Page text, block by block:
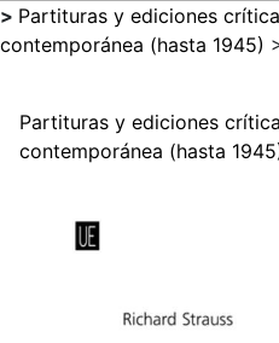
> Partituras y ediciones
contemporánea (hasta 1945)
Partituras y ediciones
contemporánea (hasta